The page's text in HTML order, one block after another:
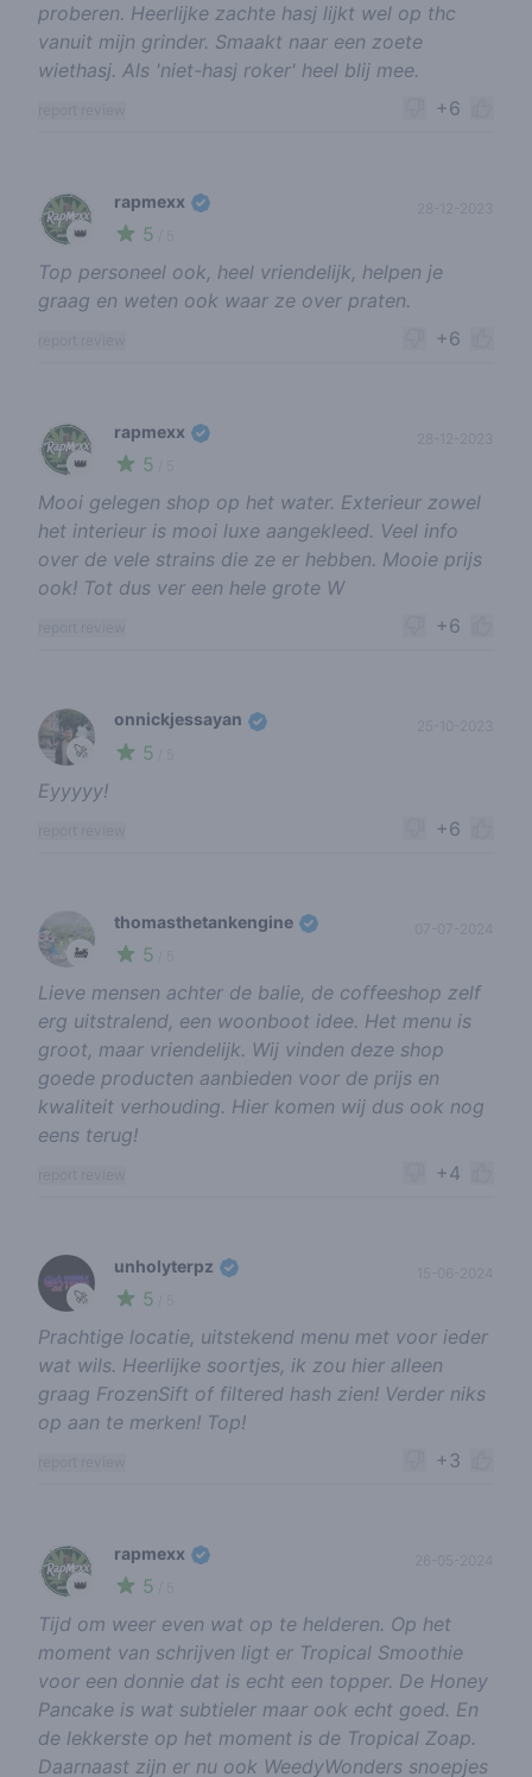
proberen. Heerlijke zachte hasj lijkt wel op thc
vanuit mijn grinder. Smaakt naar een zoete
wiethasj. Als 'niet-hasj roker' heel blij mee.
+6
👑
rapmexx
5
28-12-2023
Top personeel ook, heel vriendelijk, helpen je
graag en weten ook waar ze over praten.
+6
👑
rapmexx
5
28-12-2023
Mooi gelegen shop op het water. Exterieur zowel
het interieur is mooi luxe aangekleed. Veel info
over de vele strains die ze er hebben. Mooie prijs
ook! Tot dus ver een hele grote W
+6
🚀
onnickjessayan
5
25-10-2023
Eyyyyy!
+6
🚂
thomasthetankengine
5
Lieve mensen achter de balie, de coffeeshop zelf
erg uitstralend, een woonboot idee. Het menu is
groot, maar vriendelijk. Wij vinden deze shop
goede producten aanbieden voor de prijs en
kwaliteit verhouding. Hier komen wij dus ook nog
eens terug!
+4
🚀
unholyterpz
5
Prachtige locatie, uitstekend menu met voor ieder
wat wils. Heerlijke soortjes, ik zou hier alleen
graag FrozenSift of filtered hash zien! Verder niks
op aan te merken! Top!
+3
👑
rapmexx
5
Tijd om weer even wat op te helderen. Op het
moment van schrijven ligt er Tropical Smoothie
voor een donnie dat is echt een topper. De Honey
Pancake is wat subtieler maar ook echt goed. En
de lekkerste op het moment is de Tropical Zoap.
Daarnaast zijn er nu ook WeedyWonders snoepjes